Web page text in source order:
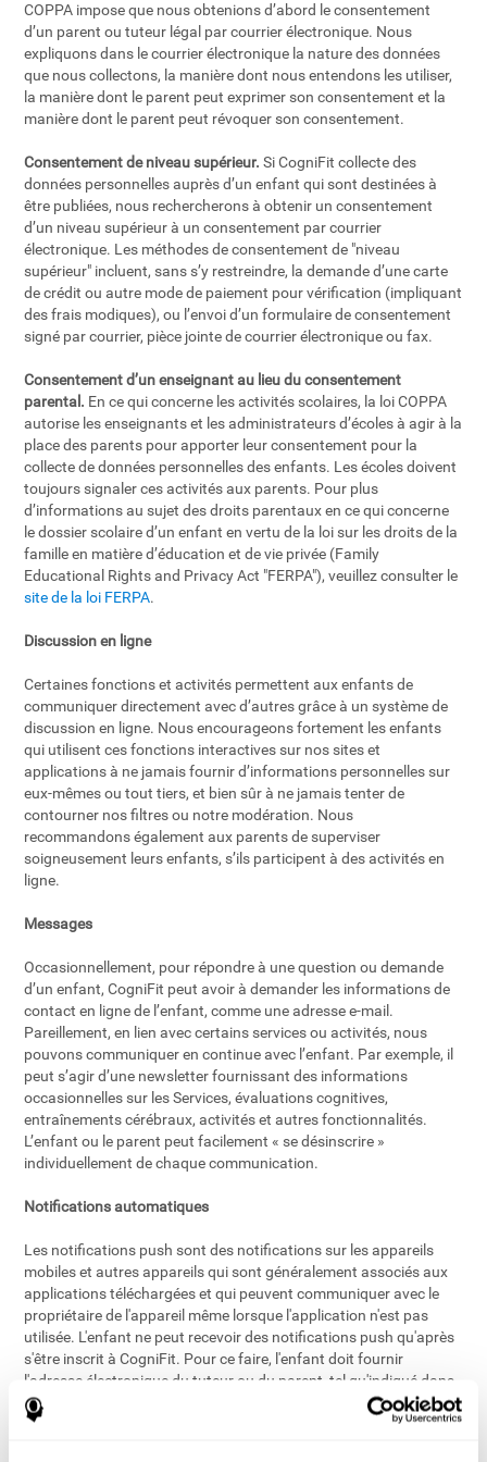
COPPA impose que nous obtenions d’abord le consentement
d’un parent ou tuteur légal par courrier électronique. Nous
expliquons dans le courrier électronique la nature des données
que nous collectons, la manière dont nous entendons les utiliser,
la manière dont le parent peut exprimer son consentement et la
manière dont le parent peut révoquer son consentement.
Consentement de niveau supérieur. Si CogniFit collecte des
données personnelles auprès d’un enfant qui sont destinées à
être publiées, nous rechercherons à obtenir un consentement
d’un niveau supérieur à un consentement par courrier
électronique. Les méthodes de consentement de "niveau
supérieur" incluent, sans s’y restreindre, la demande d’une carte
de crédit ou autre mode de paiement pour vérification (impliquant
des frais modiques), ou l’envoi d’un formulaire de consentement
signé par courrier, pièce jointe de courrier électronique ou fax.
Consentement d’un enseignant au lieu du consentement
parental. En ce qui concerne les activités scolaires, la loi COPPA
autorise les enseignants et les administrateurs d’écoles à agir à la
place des parents pour apporter leur consentement pour la
collecte de données personnelles des enfants. Les écoles doivent
toujours signaler ces activités aux parents. Pour plus
d’informations au sujet des droits parentaux en ce qui concerne
le dossier scolaire d’un enfant en vertu de la loi sur les droits de la
famille en matière d’éducation et de vie privée (Family
Educational Rights and Privacy Act "FERPA"), veuillez consulter le
site de la loi FERPA.
Discussion en ligne
Certaines fonctions et activités permettent aux enfants de
communiquer directement avec d’autres grâce à un système de
discussion en ligne. Nous encourageons fortement les enfants
qui utilisent ces fonctions interactives sur nos sites et
applications à ne jamais fournir d’informations personnelles sur
eux-mêmes ou tout tiers, et bien sûr à ne jamais tenter de
contourner nos filtres ou notre modération. Nous
recommandons également aux parents de superviser
soigneusement leurs enfants, s’ils participent à des activités en
ligne.
Messages
Occasionnellement, pour répondre à une question ou demande
d’un enfant, CogniFit peut avoir à demander les informations de
contact en ligne de l’enfant, comme une adresse e-mail.
Pareillement, en lien avec certains services ou activités, nous
pouvons communiquer en continue avec l’enfant. Par exemple, il
peut s’agir d’une newsletter fournissant des informations
occasionnelles sur les Services, évaluations cognitives,
entraînements cérébraux, activités et autres fonctionnalités.
L’enfant ou le parent peut facilement « se désinscrire »
individuellement de chaque communication.
Notifications automatiques
Les notifications push sont des notifications sur les appareils
mobiles et autres appareils qui sont généralement associés aux
applications téléchargées et qui peuvent communiquer avec le
propriétaire de l'appareil même lorsque l'application n'est pas
utilisée. L'enfant ne peut recevoir des notifications push qu'après
s'être inscrit à CogniFit. Pour ce faire, l'enfant doit fournir
l'adresse électronique du tuteur ou du parent, tel qu'indiqué dans
la section d'inscription ci-dessus.